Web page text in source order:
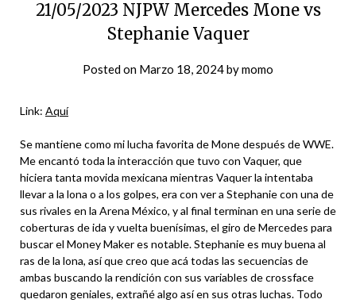
21/05/2023 NJPW Mercedes Mone vs
Stephanie Vaquer
Posted on Marzo 18, 2024bymomo
Link: Aquí
Se mantiene como mi lucha favorita de Mone después de WWE.
Me encantó toda la interacción que tuvo con Vaquer, que
hiciera tanta movida mexicana mientras Vaquer la intentaba
llevar a la lona o a los golpes, era con ver a Stephanie con una de
sus rivales en la Arena México, y al final terminan en una serie de
coberturas de ida y vuelta buenísimas, el giro de Mercedes para
buscar el Money Maker es notable. Stephanie es muy buena al
ras de la lona, así que creo que acá todas las secuencias de
ambas buscando la rendición con sus variables de crossface
quedaron geniales, extrañé algo así en sus otras luchas. Todo